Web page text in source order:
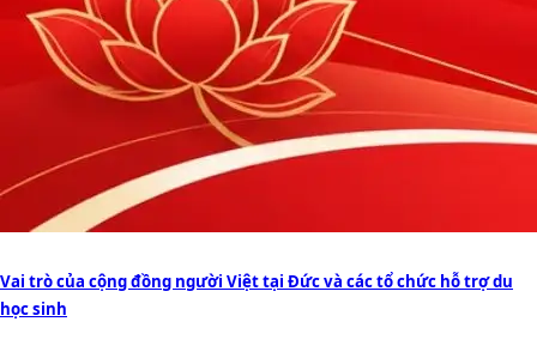
Vai trò của cộng đồng người Việt tại Đức và các tổ chức hỗ trợ du
học sinh